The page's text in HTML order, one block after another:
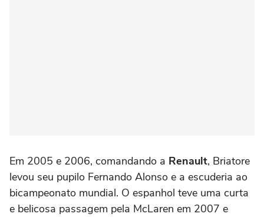
Em 2005 e 2006, comandando a Renault, Briatore
levou seu pupilo Fernando Alonso e a escuderia ao
bicampeonato mundial. O espanhol teve uma curta
e belicosa passagem pela McLaren em 2007 e